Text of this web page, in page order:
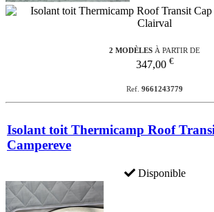
2 MODÈLES À PARTIR DE
347,00 €
Ref. 9661243779
Isolant toit Thermicamp Roof
Campereve
Disponible